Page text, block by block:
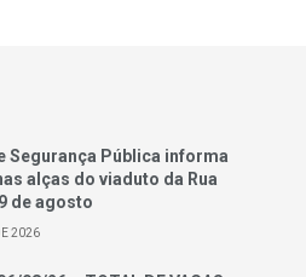
Segurança Pública informa
alças do viaduto da Rua
de agosto
2026